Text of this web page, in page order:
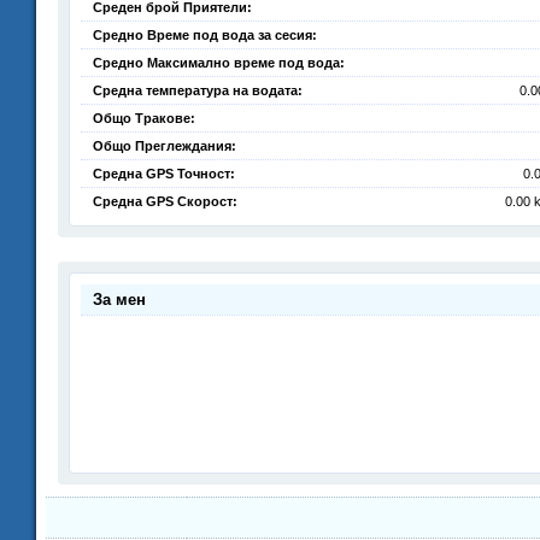
Среден брой Приятели:
Средно Време под вода за сесия:
Средно Максимално време под вода:
Средна температура на водата:
Общо Тракове:
Общо Преглеждания:
Средна GPS Точност:
Средна GPS Скорост:
0.00
За мен